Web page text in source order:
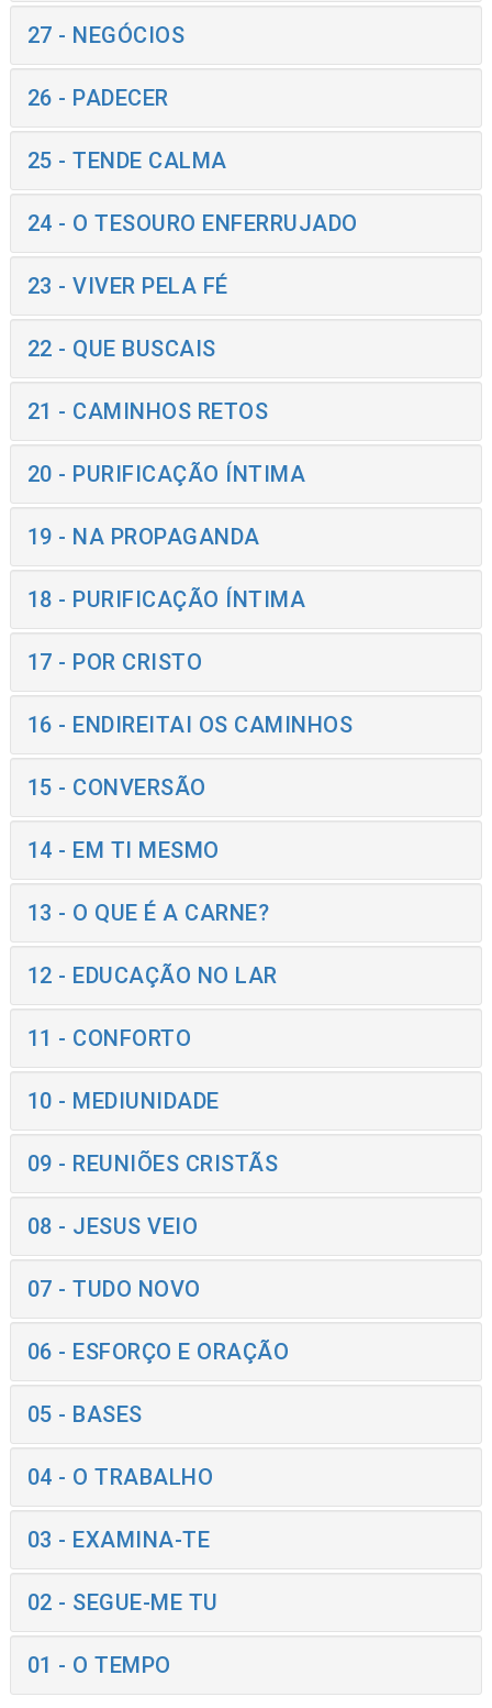
27 - NEGÓCIOS
26 - PADECER
25 - TENDE CALMA
24 - O TESOURO ENFERRUJADO
23 - VIVER PELA FÉ
22 - QUE BUSCAIS
21 - CAMINHOS RETOS
20 - PURIFICAÇÃO ÍNTIMA
19 - NA PROPAGANDA
18 - PURIFICAÇÃO ÍNTIMA
17 - POR CRISTO
16 - ENDIREITAI OS CAMINHOS
15 - CONVERSÃO
14 - EM TI MESMO
13 - O QUE É A CARNE?
12 - EDUCAÇÃO NO LAR
11 - CONFORTO
10 - MEDIUNIDADE
09 - REUNIÕES CRISTÃS
08 - JESUS VEIO
07 - TUDO NOVO
06 - ESFORÇO E ORAÇÃO
05 - BASES
04 - O TRABALHO
03 - EXAMINA-TE
02 - SEGUE-ME TU
01 - O TEMPO